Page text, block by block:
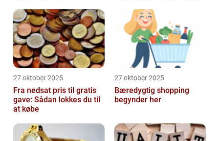
27 oktober 2025
Fra nedsat pris til gratis
gave: Sådan lokkes du til
at købe
27 oktober 2025
Bæredygtig shopping
begynder her